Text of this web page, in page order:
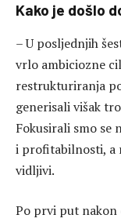
Kako je došlo
– U posljednjih
vrlo ambiciozne
restrukturiranja
generisali višak
Fokusirali smo se
i profitabilnosti, a
vidljivi.
Po prvi put nakon